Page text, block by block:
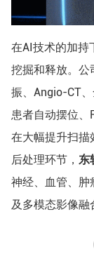
在AI技术的加持
挖掘和释放。公
振、Angio-CT
患者自动摆位、
在大幅提升扫描
后处理环节， 东
神经、血管、肿
及多模态影像融